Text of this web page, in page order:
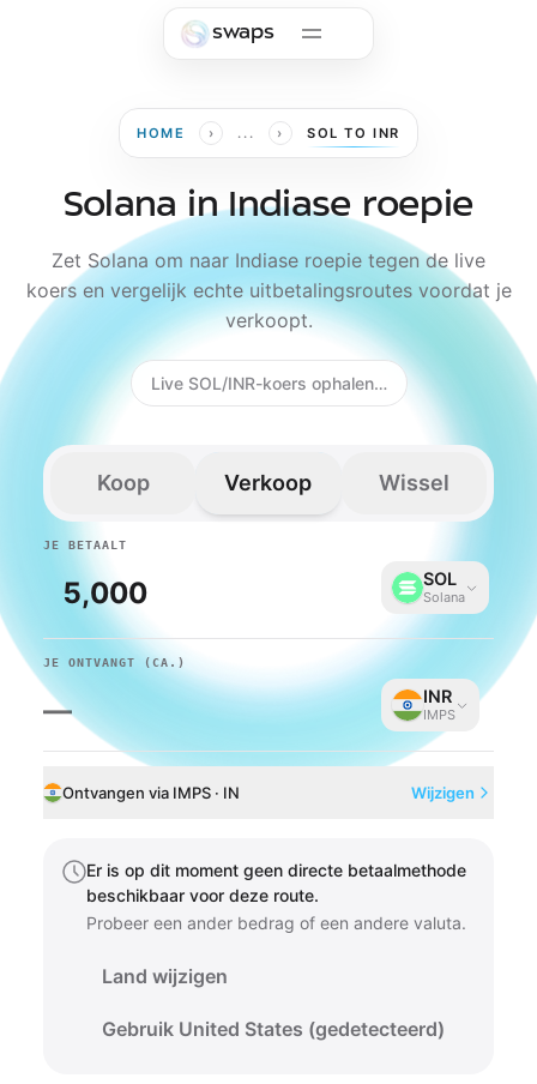
swaps
HOME › ... › SOL TO INR
Solana in Indiase roepie
Zet Solana om naar Indiase roepie tegen de live
koers en vergelijk echte uitbetalingsroutes voordat je
verkoopt.
Live SOL/INR-koers ophalen…
Koop Verkoop Wissel
JE BETAALT
SOL
Solana
JE ONTVANGT (CA.)
— INR
IMPS
Ontvangen via IMPS · IN Wijzigen
Er is op dit moment geen directe betaalmethode
beschikbaar voor deze route.
Probeer een ander bedrag of een andere valuta.
Land wijzigen
Gebruik United States (gedetecteerd)